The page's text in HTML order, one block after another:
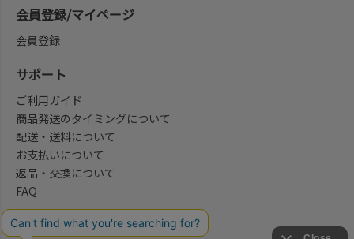
会社概要/お問合せ先
会員登録/マイページ
会員登録
サポート
ご利用ガイド
商品発送のタイミングについて
配送・送料について
お支払いについて
返品・交換について
FAQ